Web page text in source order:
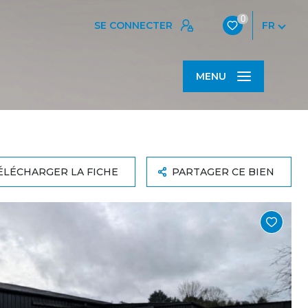
SE CONNECTER
0
FR
MENU
LA FICHE PARTAGER CE BIEN